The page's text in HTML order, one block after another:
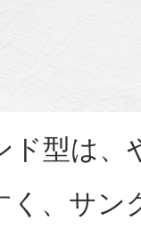
ド型は、
く、サン